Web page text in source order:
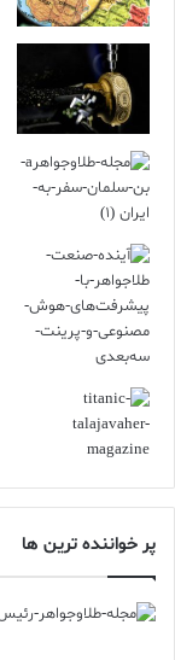
پر خواننده ترین ها